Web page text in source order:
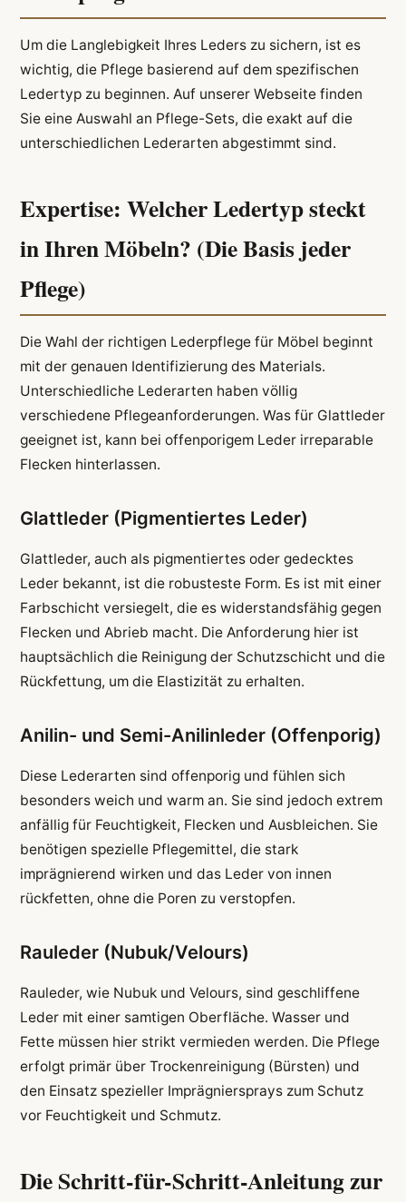
Um die Langlebigkeit Ihres Leders zu sichern, ist es
wichtig, die Pflege basierend auf dem spezifischen
Ledertyp zu beginnen. Auf unserer Webseite finden
Sie eine Auswahl an Pflege-Sets, die exakt auf die
unterschiedlichen Lederarten abgestimmt sind.
Expertise: Welcher Ledertyp steckt
in Ihren Möbeln? (Die Basis jeder
Pflege)
Die Wahl der richtigen Lederpflege für Möbel beginnt
mit der genauen Identifizierung des Materials.
Unterschiedliche Lederarten haben völlig
verschiedene Pflegeanforderungen. Was für Glattleder
geeignet ist, kann bei offenporigem Leder irreparable
Flecken hinterlassen.
Glattleder (Pigmentiertes Leder)
Glattleder, auch als pigmentiertes oder gedecktes
Leder bekannt, ist die robusteste Form. Es ist mit einer
Farbschicht versiegelt, die es widerstandsfähig gegen
Flecken und Abrieb macht. Die Anforderung hier ist
hauptsächlich die Reinigung der Schutzschicht und die
Rückfettung, um die Elastizität zu erhalten.
Anilin- und Semi-Anilinleder (Offenporig)
Diese Lederarten sind offenporig und fühlen sich
besonders weich und warm an. Sie sind jedoch extrem
anfällig für Feuchtigkeit, Flecken und Ausbleichen. Sie
benötigen spezielle Pflegemittel, die stark
imprägnierend wirken und das Leder von innen
rückfetten, ohne die Poren zu verstopfen.
Rauleder (Nubuk/Velours)
Rauleder, wie Nubuk und Velours, sind geschliffene
Leder mit einer samtigen Oberfläche. Wasser und
Fette müssen hier strikt vermieden werden. Die Pflege
erfolgt primär über Trockenreinigung (Bürsten) und
den Einsatz spezieller Imprägniersprays zum Schutz
vor Feuchtigkeit und Schmutz.
Die Schritt-für-Schritt-Anleitung zur